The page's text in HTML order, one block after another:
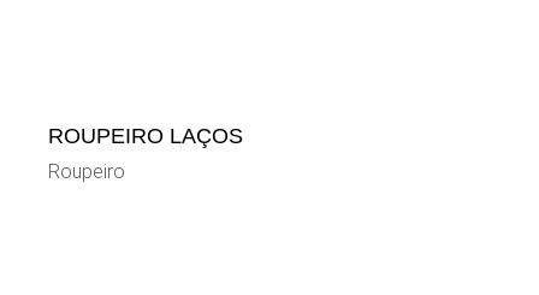
ROUPEIRO LAÇOS
Roupeiro